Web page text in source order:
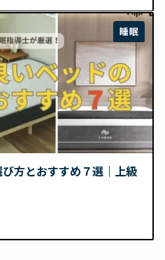
睡眠
方とおすすめ７選｜上級